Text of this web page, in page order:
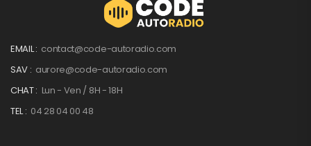
EMAIL : contact@code-autoradio.com
SAV : aurore@code-autoradio.com
CHAT : Lun - Ven / 8H - 18H
TEL : 04 28 04 00 48